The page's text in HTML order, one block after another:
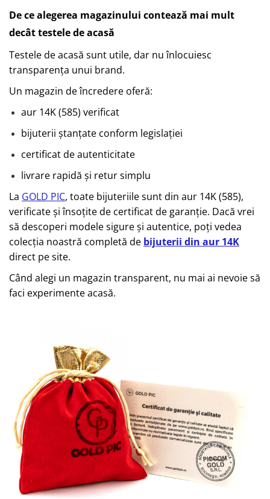
De ce alegerea magazinului contează mai mult
decât testele de acasă
Testele de acasă sunt utile, dar nu înlocuiesc
transparența unui brand.
Un magazin de încredere oferă:
aur 14K (585) verificat
bijuterii ștanțate conform legislației
certificat de autenticitate
livrare rapidă și retur simplu
La GOLD PIC, toate bijuteriile sunt din aur 14K (585),
verificate și însoțite de certificat de garanție. Dacă vrei
să descoperi modele sigure și autentice, poți vedea
colecția noastră completă de bijuterii din aur 14K
direct pe site.
Când alegi un magazin transparent, nu mai ai nevoie să
faci experimente acasă.